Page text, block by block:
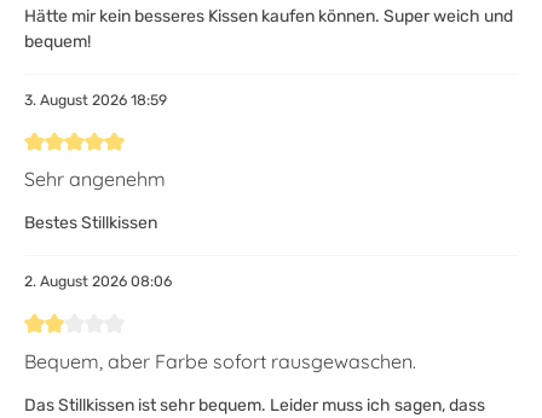
Hätte mir kein besseres Kissen kaufen können. Super weich und
bequem!
3. August 2026 18:59
Bewertung mit 5 von 5 Sternen
Sehr angenehm
Bestes Stillkissen
2. August 2026 08:06
Bewertung mit 2 von 5 Sternen
Bequem, aber Farbe sofort rausgewaschen.
Das Stillkissen ist sehr bequem. Leider muss ich sagen, dass